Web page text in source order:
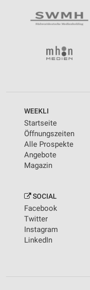
WEEKLI
Startseite
Öffnungszeiten
Alle Prospekte
Angebote
Magazin
SOCIAL
Facebook
Twitter
Instagram
LinkedIn